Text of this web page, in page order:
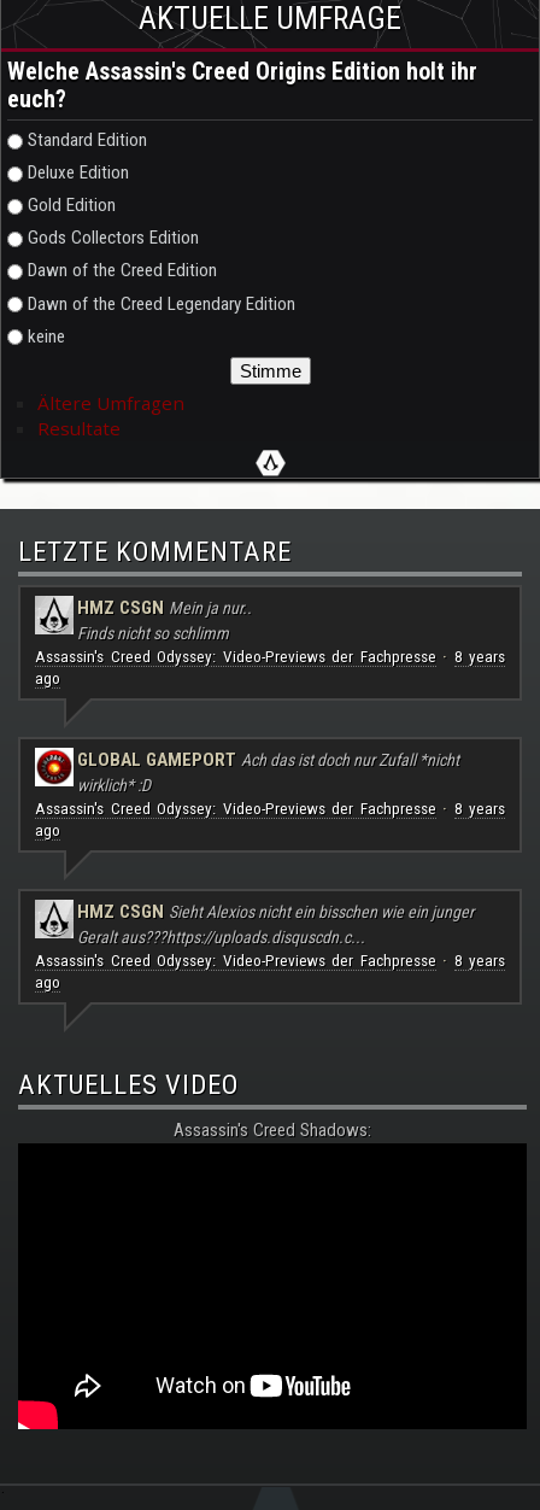
AKTUELLE UMFRAGE
Welche Assassin's Creed Origins Edition holt ihr
euch?
Auswahlmöglichkeiten
Standard Edition
Deluxe Edition
Gold Edition
Gods Collectors Edition
Dawn of the Creed Edition
Dawn of the Creed Legendary Edition
keine
Ältere Umfragen
Resultate
LETZTE KOMMENTARE
HMZ CSGN Mein ja nur..
Finds nicht so schlimm
Assassin's Creed Odyssey: Video-Previews der Fachpresse· 8 years
ago
GLOBAL GAMEPORT Ach das ist doch nur Zufall *nicht
wirklich* :D
Assassin's Creed Odyssey: Video-Previews der Fachpresse· 8 years
ago
HMZ CSGN Sieht Alexios nicht ein bisschen wie ein junger
Geralt aus???https://uploads.disquscdn.c...
Assassin's Creed Odyssey: Video-Previews der Fachpresse· 8 years
ago
AKTUELLES VIDEO
Assassin's Creed Shadows:
.